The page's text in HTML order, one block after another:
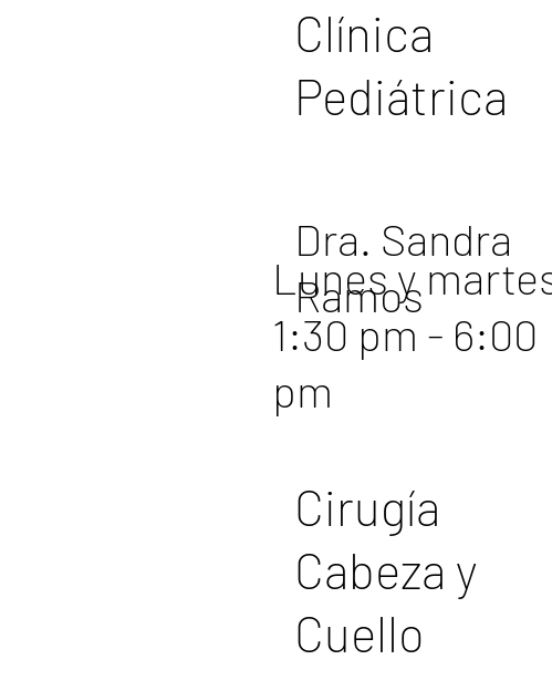
Clínica
Pediátrica
Lunes y
1:30 pm - 6:00
pm
Dra. Sandra
Ramos
Cirugía
Cabeza y
Cuello